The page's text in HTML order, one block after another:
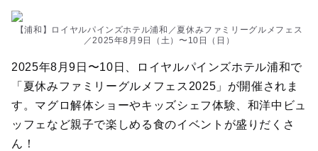
【浦和】ロイヤルパインズホテル浦和／夏休みファミリーグルメフェス
／2025年8月9日（土）〜10日（日）
2025年8月9日〜10日、ロイヤルパインズホテル浦和で
「夏休みファミリーグルメフェス2025」が開催されま
す。マグロ解体ショーやキッズシェフ体験、和洋中ビュ
ッフェなど親子で楽しめる食のイベントが盛りだくさ
ん！